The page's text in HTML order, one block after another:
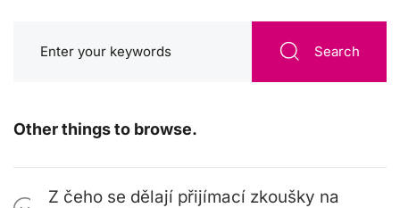
Search
Other things to browse.
Z čeho se dělají přijímací zkoušky na